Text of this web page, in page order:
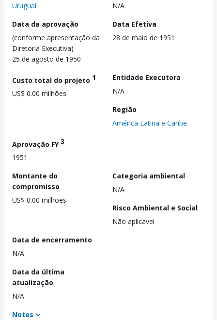
Uruguai
N/A
Data da aprovação
(conforme apresentação da
Diretoria Executiva)
25 de agosto de 1950
Data Efetiva
28 de maio de 1951
Custo total do projeto 1
US$ 0.00 milhões
Entidade Executora
N/A
Região
América Latina e Caribe
Aprovação FY3
1951
Montante do
compromisso
US$ 0.00 milhões
Categoria ambiental
N/A
Risco Ambiental e Social
Não aplicável
Data de encerramento
N/A
Data da última
atualização
N/A
Notes